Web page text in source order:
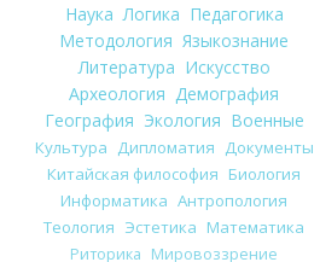
Наука Логика Педагогика
Методология Языкознание
Литература Искусство
Археология Демография
География Экология Военные
Культура Дипломатия Документы
Китайская философия Биология
Информатика Антропология
Теология Эстетика Математика
Риторика Мировоззрение